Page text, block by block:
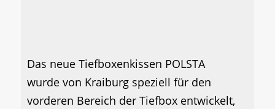
Das neue Tiefboxenkissen POLSTA
wurde von Kraiburg speziell für den
vorderen Bereich der Tiefbox entwickelt,